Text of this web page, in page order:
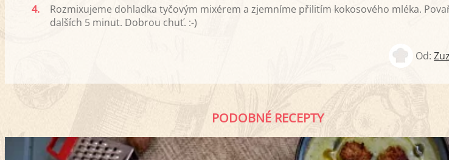
4.
Rozmixujeme dohladka tyčovým mixérem a zjemníme přilitím kokosového mléka.
dalších 5 minut. Dobrou chuť. :-)
Od:
PODOBNÉ RECEPTY